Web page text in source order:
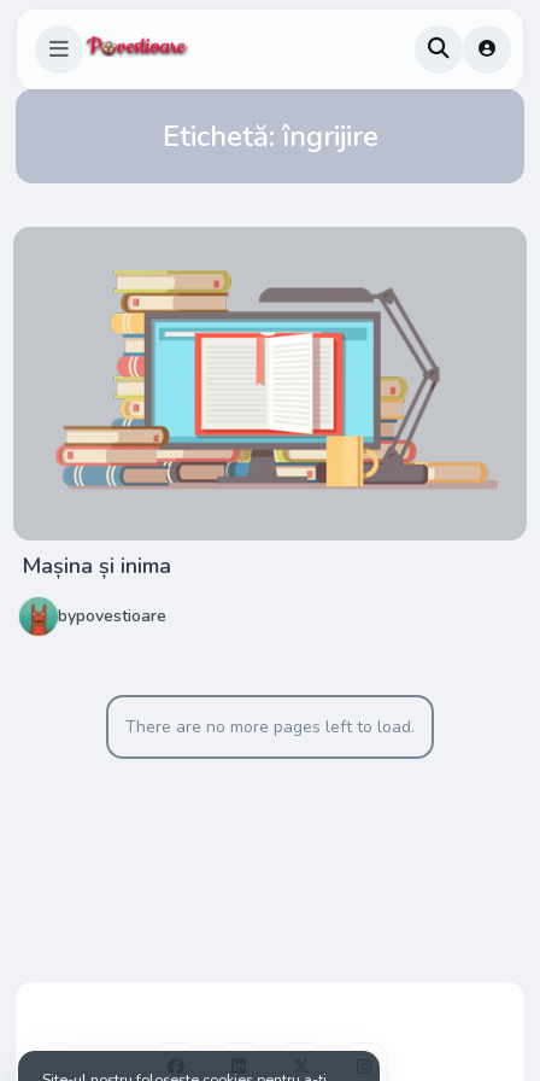
Etichetă: îngrijire
Mașina și inima
bypovestioare
There are no more pages left to load.